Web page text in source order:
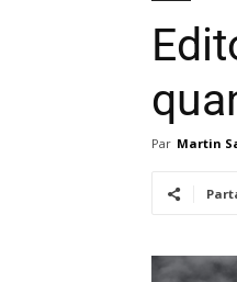
Par Martin